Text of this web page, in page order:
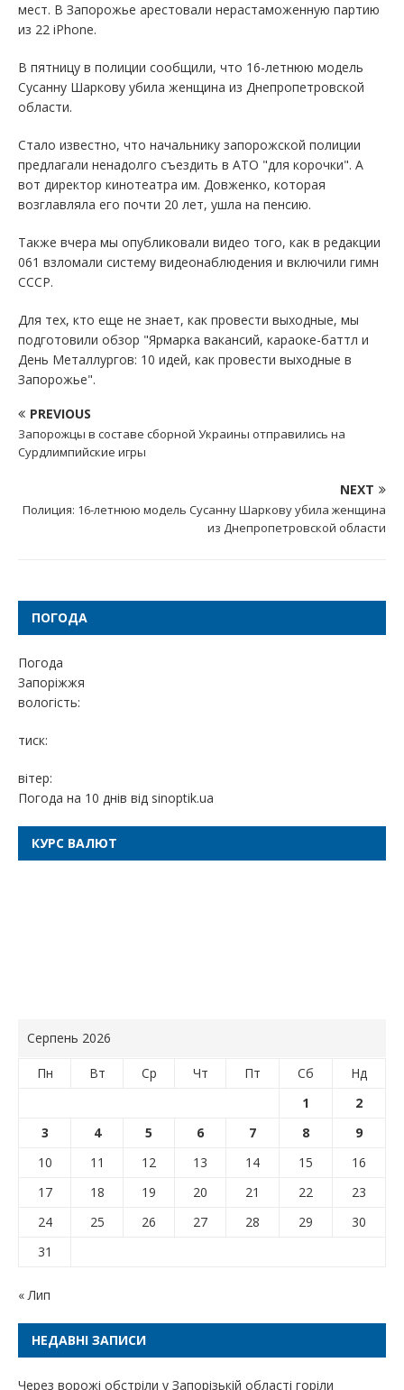
мест. В Запорожье арестовали нерастаможенную партию
из 22 iPhone.
В пятницу в полиции сообщили, что 16-летнюю модель
Сусанну Шаркову убила женщина из Днепропетровской
области.
Стало известно, что начальнику запорожской полиции
предлагали ненадолго съездить в АТО "для корочки". А
вот директор кинотеатра им. Довженко, которая
возглавляла его почти 20 лет, ушла на пенсию.
Также вчера мы опубликовали видео того, как в редакции
061 взломали систему видеонаблюдения и включили гимн
СССР.
Для тех, кто еще не знает, как провести выходные, мы
подготовили обзор "Ярмарка вакансий, караоке-баттл и
День Металлургов: 10 идей, как провести выходные в
Запорожье".
PREVIOUS
Запорожцы в составе сборной Украины отправились на
Сурдлимпийские игры
NEXT
Полиция: 16-летнюю модель Сусанну Шаркову убила женщина
из Днепропетровской области
ПОГОДА
Погода
Запоріжжя
вологість:
тиск:
вітер:
Погода на 10 днів від sinoptik.ua
КУРС ВАЛЮТ
Серпень 2026
Пн Вт Ср Чт Пт Сб
Нд
1
2
3
4 5 6 7 8
9
10
11 12 13 14 15
16
17
18 19 20 21 22
23
24
25 26 27 28 29
30
31
« Лип
НЕДАВНІ ЗАПИСИ
Через ворожі обстріли у Запорізькій області горіли